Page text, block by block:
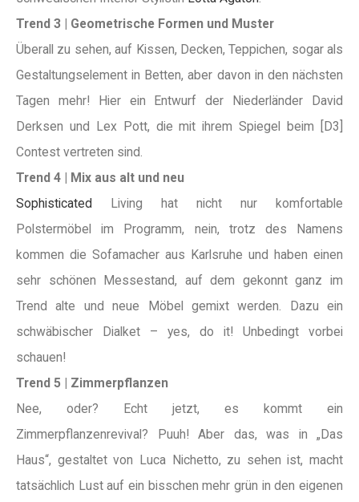
Trend 3 | Geometrische Formen und Muster
Überall zu sehen, auf Kissen, Decken, Teppichen, sogar als
Gestaltungselement in Betten, aber davon in den nächsten
Tagen mehr! Hier ein Entwurf der Niederländer David
Derksen und Lex Pott, die mit ihrem Spiegel beim [D3]
Contest vertreten sind.
Trend 4 | Mix aus alt und neu
Sophisticated Living hat nicht nur komfortable
Polstermöbel im Programm, nein, trotz des Namens
kommen die Sofamacher aus Karlsruhe und haben einen
sehr schönen Messestand, auf dem gekonnt ganz im
Trend alte und neue Möbel gemixt werden. Dazu ein
schwäbischer Dialket – yes, do it! Unbedingt vorbei
schauen!
Trend 5 | Zimmerpflanzen
Nee, oder? Echt jetzt, es kommt ein
Zimmerpflanzenrevival? Puuh! Aber das, was in „Das
Haus“, gestaltet von Luca Nichetto, zu sehen ist, macht
tatsächlich Lust auf ein bisschen mehr grün in den eigenen